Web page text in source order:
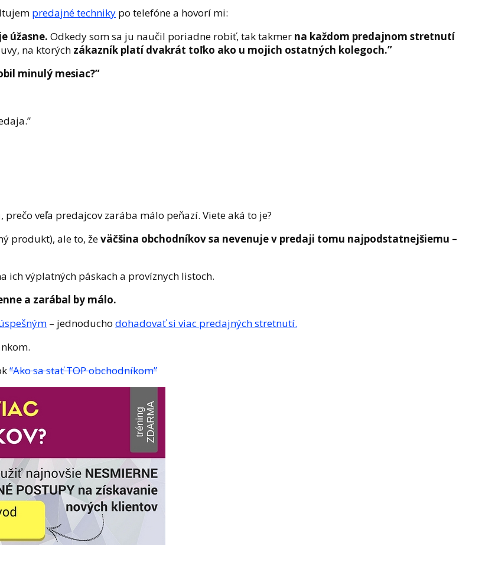
predajné techniky po telefóne a hovorí mi:
úžasne. Odkedy som sa ju naučil poriadne robiť, tak takmer na každom predajnom stretnutí
na ktorých zákazník platí dvakrát toľko ako u mojich ostatných kolegoch.”
minulý mesiac?”
veľa predajcov zarába málo peňazí. Viete aká to je?
produkt), ale to, ževäčšina obchodníkov sa nevenuje v predaji tomu najpodstatnejšiemu –
ich výplatných páskach a províznych listoch.
a zarábal by málo.
– jednoducho dohadovať si viac predajných stretnutí.
“Ako sa stať TOP obchodníkom”